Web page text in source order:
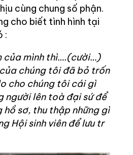
cùng chung số phận.
cho biết tình hình tại
:
của mình thì….(cười…)
chúng tôi đã bỏ trốn
cho chúng tôi cái gì
người lên toà đại sứ để
sơ, thu thập những gì
Hội sinh viên để lưu tr